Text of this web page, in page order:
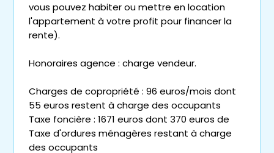
vous pouvez habiter ou mettre en location
l'appartement à votre profit pour financer la
rente).
Honoraires agence : charge vendeur.
Charges de copropriété : 96 euros/mois dont
55 euros restent à charge des occupants
Taxe foncière : 1671 euros dont 370 euros de
Taxe d'ordures ménagères restant à charge
des occupants